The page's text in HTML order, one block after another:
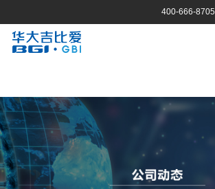
400-666-8705